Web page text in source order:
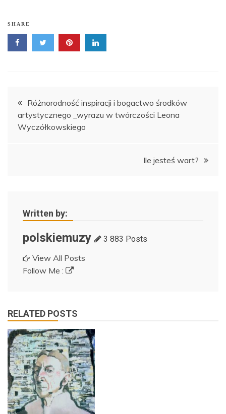
SHARE
Nawigacja
wpisu
Różnorodność inspiracji i bogactwo środków
artystycznego _wyrazu w twórczości Leona
Wyczółkowskiego
Ile jesteś wart?
Written by:
polskiemuzy 3 883 Posts
View All Posts
Follow Me :
RELATED POSTS